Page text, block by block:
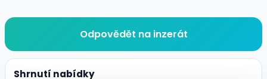
Odpovědět na inzerát
Shrnutí nabídky